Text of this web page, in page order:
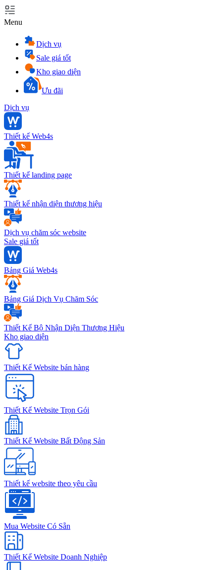
Menu
Dịch vụ
Sale giá tốt
Kho giao diện
Ưu đãi
Dịch vụ
Thiết kế Web4s
Thiết kế landing page
Thiết kế nhận diện thương hiệu
Dịch vụ chăm sóc website
Sale giá tốt
Bảng Giá Web4s
Bảng Giá Dịch Vụ Chăm Sóc
Thiết Kế Bộ Nhận Diện Thương Hiệu
Kho giao diện
Thiết Kế Website bán hàng
Thiết Kế Website Trọn Gói
Thiết Kế Website Bất Động Sản
Thiết kế website theo yêu cầu
Mua Website Có Sẵn
Thiết Kế Website Doanh Nghiệp